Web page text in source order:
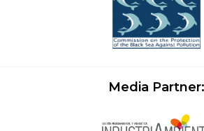
Media Partner: